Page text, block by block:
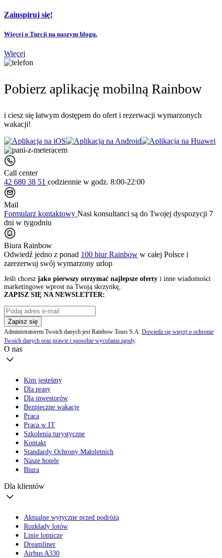
Zainspiruj się!
Więcej o Turcji na naszym blogu.
Więcej
Pobierz aplikację mobilną Rainbow
i ciesz się łatwym dostępem do ofert i rezerwacji wymarzonych
wakacji!
Call center
42 680 38 51 codziennie w godz. 8:00-22:00
Mail
Formularz kontaktowy Nasi konsultanci są do Twojej dyspozycji 7
dni w tygodniu
Biura Rainbow
Odwiedź jedno z ponad 100 biur Rainbow w całej Polsce i
zarezerwuj swój wymarzony urlop
Jeśli chcesz jako pierwszy otrzymać najlepsze oferty i inne wiadomości
marketingowe wprost na Twoją skrzynkę,
ZAPISZ SIĘ NA NEWSLETTER:
Zapisz się
Administratorem Twoich danych jest Rainbow Tours S.A. Dowiedz się więcej o ochronie
Twoich danych oraz prawie i sposobie wycofania zgody.
O nas
Kim jesteśmy
Dla prasy
Dla inwestorów
Bezpieczne wakacje
Praca
Praca w IT
Szkolenia turystyczne
Kontakt
Standardy Ochrony Małoletnich
Nasze hotele
Biura
Dla klientów
Aktualne wytyczne przed podróżą
Rozkłady lotów
Linie lotnicze
Dreamliner
Airbus A330